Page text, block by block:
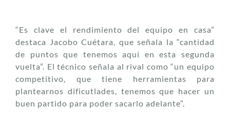
“Es clave el rendimiento del equipo en casa”
destaca Jacobo Cuétara, que señala la “cantidad
de puntos que tenemos aquí en esta segunda
vuelta”. El técnico señala al rival como “un equipo
competitivo, que tiene herramientas para
plantearnos dificutlades, tenemos que hacer un
buen partido para poder sacarlo adelante”.